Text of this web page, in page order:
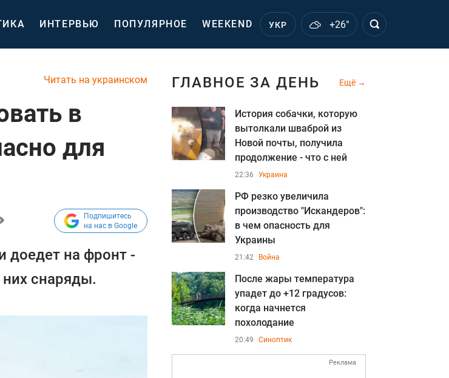
ИНТЕРВЬЮ ПОПУЛЯРНОЕ WEEKEND УКР +26°
Читать на украинском
в
для
Подпишитесь
на нас в Google
доедет на фронт -
них снаряды.
ГЛАВНОЕ ЗА ДЕНЬ Ещё
История собачки, которую
вытолкали шваброй из
Новой почты, получила
продолжение - что с ней
22:36 Украина
РФ резко увеличила
производство "Искандеров":
в чем опасность для
Украины
21:42 Война
После жары температура
упадет до +12 градусов:
когда начнется
похолодание
20:49 Синоптик
Реклама